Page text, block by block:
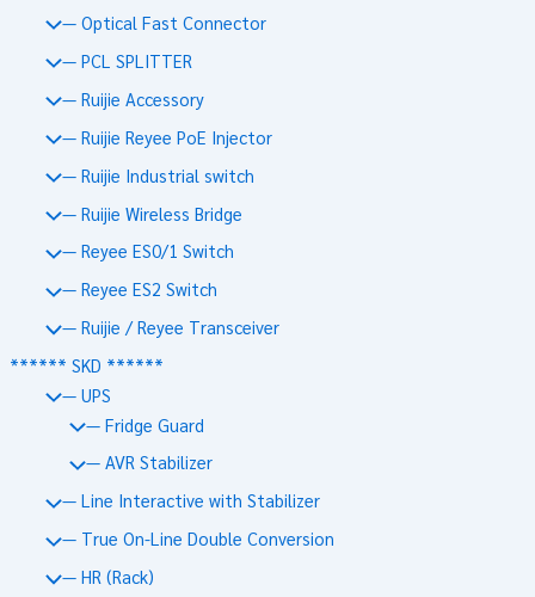
— Optical Fast Connector
— PCL SPLITTER
— Ruijie Accessory
— Ruijie Reyee PoE Injector
— Ruijie Industrial switch
— Ruijie Wireless Bridge
— Reyee ES0/1 Switch
— Reyee ES2 Switch
— Ruijie / Reyee Transceiver
****** SKD ******
— UPS
— Fridge Guard
— AVR Stabilizer
— Line Interactive with Stabilizer
— True On-Line Double Conversion
— HR (Rack)